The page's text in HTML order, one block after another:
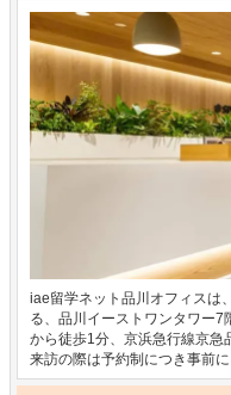
iae留学ネット品川オフィスは
る、品川イーストワンタワー7
から徒歩1分、京浜急行線京急
来訪の際は予約制につき事前